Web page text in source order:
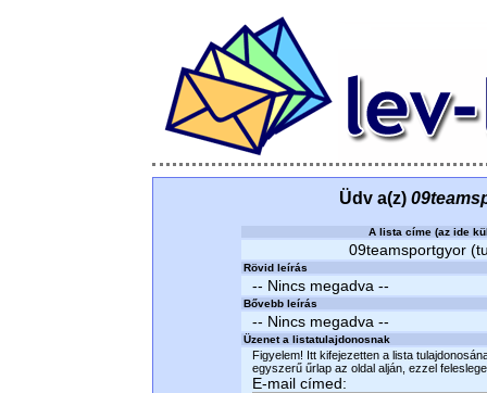
Üdv a(z)
A lista címe (az ide
09teamsportgyor
Rövid leírás
-- Nincs megadva --
Bővebb leírás
-- Nincs megadva --
Üzenet a listatulajdonosnak
Figyelem! Itt kifejezetten a lista
egyszerű űrlap az oldal alján, ezzel
E-mail címed: